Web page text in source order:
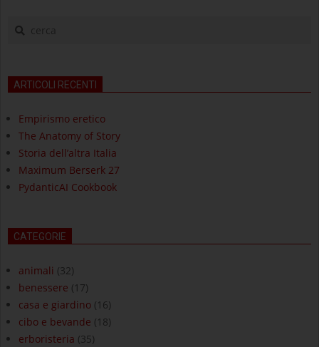
cerca
ARTICOLI RECENTI
Empirismo eretico
The Anatomy of Story
Storia dell’altra Italia
Maximum Berserk 27
PydanticAI Cookbook
CATEGORIE
animali (32)
benessere (17)
casa e giardino (16)
cibo e bevande (18)
erboristeria (35)